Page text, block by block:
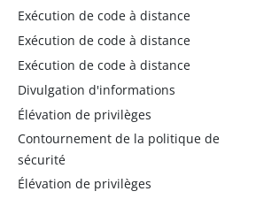
Exécution de code à distance
Exécution de code à distance
Exécution de code à distance
Divulgation d'informations
Élévation de privilèges
Contournement de la politique de
sécurité
Élévation de privilèges